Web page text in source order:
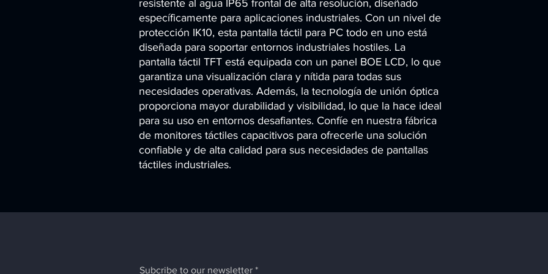
resistente al agua IP65 frontal de alta resolución, diseñado
específicamente para aplicaciones industriales. Con un nivel de
protección IK10, esta pantalla táctil para PC todo en uno está
diseñada para soportar entornos industriales hostiles. La
pantalla táctil TFT está equipada con un panel BOE LCD, lo que
garantiza una visualización clara y nítida para todas sus
necesidades operativas. Además, la tecnología de unión óptica
proporciona mayor durabilidad y visibilidad, lo que la hace ideal
para su uso en entornos desafiantes. Confíe en nuestra fábrica
de monitores táctiles capacitivos para ofrecerle una solución
confiable y de alta calidad para sus necesidades de pantallas
táctiles industriales.
Subcribe to our newsletter